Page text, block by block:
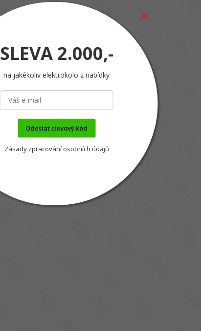
SLEVA 2.000,-
na jakékoliv elektrokolo z nabídky
Odeslat slevový kód
Zásady zpracování osobních údajů